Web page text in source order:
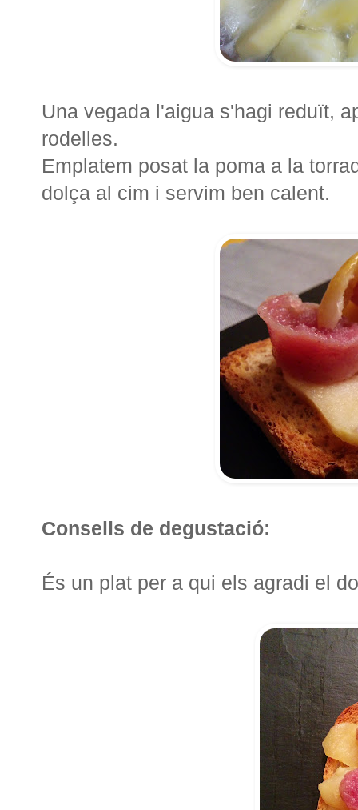
Una vegada l'aigua s'hagi reduït,
rodelles.
Emplatem posat la poma a la
dolça al cim i servim ben calent.
Consells de degustació:
És un plat per a qui els agradi el